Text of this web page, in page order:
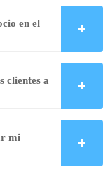
en el
clientes a
mi